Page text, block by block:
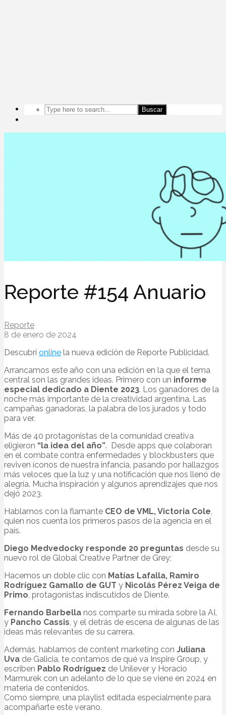
Buscar
Reporte #154 Anuario
Reporte
8 de enero de 2024
Descubrí online la nueva edición de Reporte Publicidad.
Arrancamos este año con una edición en la que el tema
central son las grandes ideas. Primero con un informe
especial dedicado a Diente 2023. Los ganadores de la
noche más importante de la creatividad argentina. Las
campañas ganadoras, la palabra de los jurados y todo
para ver.
Más de 40 protagonistas de la comunidad creativa
eligieron “la idea del año”. Desde apps que colaboran
en el combate contra enfermedades y blockbusters que
reviven íconos de nuestra infancia, pasando por hallazgos
más veloces que la luz y una notificación que nos llenó de
alegría. Mucha inspiración y algunos aprendizajes que nos
dejó 2023.
Hablamos con la flamante CEO de VML, Victoria Cole,
quien nos cuenta los primeros pasos de la agencia en el
país.
Diego Medvedocky responde 20 preguntas desde su
nuevo rol de Global Creative Partner de Grey;
Hacemos un doble clic con Matías Lafalla, Ramiro
Rodríguez Gamallo de GUT y Nicolás Pérez Veiga de
Primo, protagonistas indiscutidos de Diente.
Fernando Barbella nos comparte su mirada sobre la AI,
y Pancho Cassis, y el detrás de escena de algunas de las
ideas más relevantes de su carrera.
Además, hablamos de content marketing con Juliana
Uva de Galicia, te contamos de qué va Inspire Group, y
escriben Pablo Rodríguez de Unilever y Horacio
Marmurek con un adelanto de lo que se viene en 2024 en
materia de contenidos.
Como siempre, una playlist editada especialmente para
acompañarte este verano.